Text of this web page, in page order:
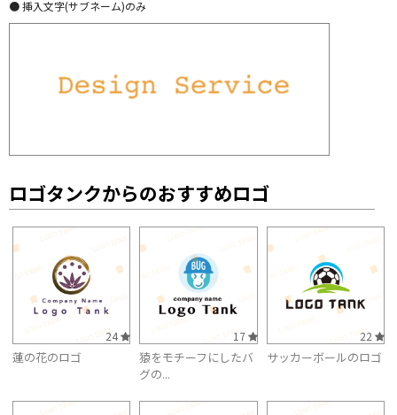
● 挿入文字(サブネーム)のみ
ロゴタンクからのおすすめロゴ
24
蓮の花のロゴ
17
猿をモチーフにしたバ
グの...
22
サッカーボールのロゴ